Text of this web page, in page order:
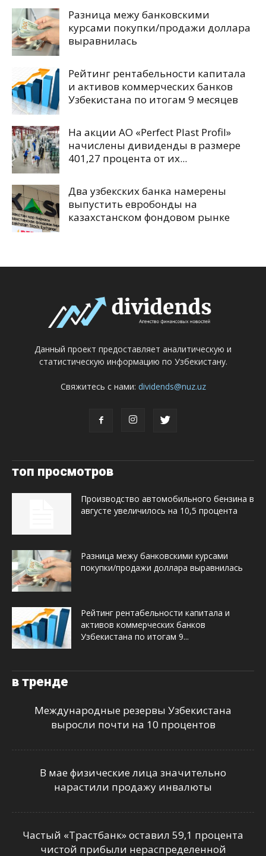
Разница межу банковскими
курсами покупки/продажи доллара
выравнилась
Рейтинг рентабельности капитала
и активов коммерческих банков
Узбекистана по итогам 9 месяцев
На акции АО «Perfect Plast Profil»
начислены дивиденды в размере
401,27 процента от их...
Два узбекских банка намерены
выпустить евробонды на
казахстанском фондовом рынке
Данный проект предоставляет аналитическую и
статистическую информацию по Узбекистану.
Свяжитесь с нами: dividends@nuz.uz
топ просмотров
Производство автомобильного бензина в
августе увеличилось на 10,5 процента
Разница межу банковскими курсами
покупки/продажи доллара выравнилась
Рейтинг рентабельности капитала и
активов коммерческих банков
Узбекистана по итогам 9...
в тренде
Международные резервы Узбекистана
выросли почти на 10 процентов
В мае физические лица значительно
нарастили продажу инвалюты
Частый «Трастбанк» оставил 59,1 процента
чистой прибыли нераспределенной